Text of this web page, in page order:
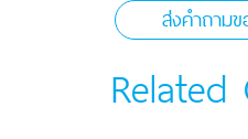
ส่งคำถาม
Related